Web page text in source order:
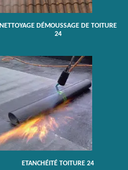
NETTOYAGE DÉMOUSSAGE DE TOITURE
24
ETANCHÉITÉ TOITURE 24